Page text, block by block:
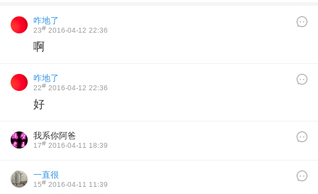
咋地了
23# 2016-04-12 22:36
啊
咋地了
22# 2016-04-12 22:36
好
我系你阿爸
17# 2016-04-11 18:39
一直很
15# 2016-04-11 11:39